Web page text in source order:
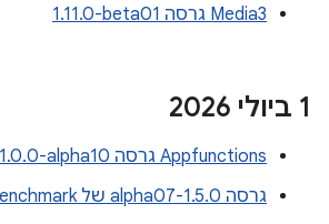
Media3 גרסה ‎1.11.0-beta01
‫1 ביולי 2026
Appfunctions גרסה ‎1.0.0-alpha10
גרסה 1.5.0-alpha07 של Benchmark